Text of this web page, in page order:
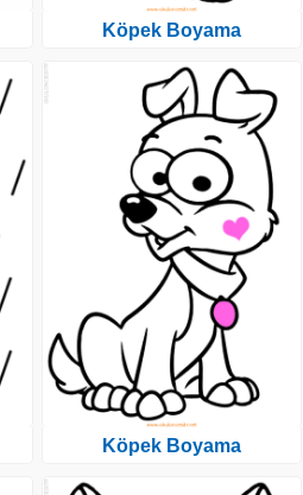
Köpek Boyama
Köpek Boyama